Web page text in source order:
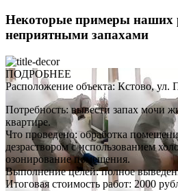
Некоторые примеры наших
неприятными запахами
ПОДРОБНЕЕ
Расположение объекта: Кстово, ул.
Потребность: вывести запах мочи
квартире.
Что проведено: обработка
дезраствором с использованием
озонирование помещения.
Выполнение целей: полное
Итоговая стоимость работ: 2000